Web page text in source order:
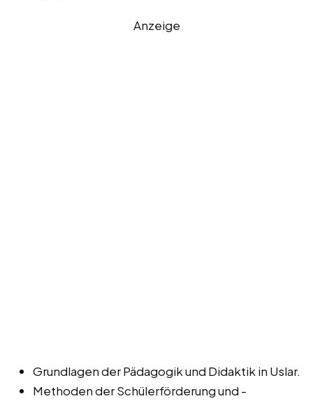
Anzeige
Grundlagen der Pädagogik und Didaktik in Uslar.
Methoden der Schülerförderung und -